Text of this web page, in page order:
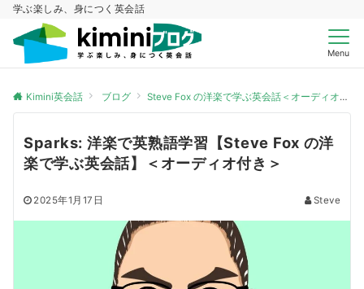
学ぶ楽しみ、身につく英会話
Menu
Kimini英会話 ブログ Steve Fox の洋楽で学ぶ英会話＜オーディオ付き＞
Sparks: 洋楽で英熟語学習【Steve Fox の洋
楽で学ぶ英会話】＜オーディオ付き＞
2025年1月17日 Steve